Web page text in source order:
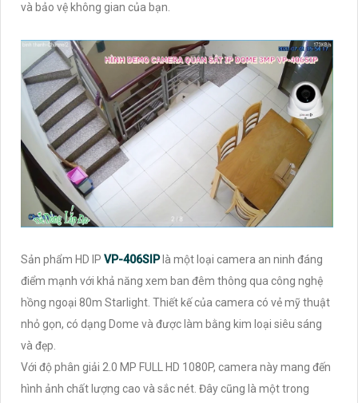
và bảo vệ không gian của bạn.
Sản phẩm HD IP VP-406SIP là một loại camera an ninh đáng
điểm mạnh với khả năng xem ban đêm thông qua công nghệ
hồng ngoại 80m Starlight. Thiết kế của camera có vẻ mỹ thuật
nhỏ gọn, có dạng Dome và được làm bằng kim loại siêu sáng
và đẹp.
Với độ phân giải 2.0 MP FULL HD 1080P, camera này mang đến
hình ảnh chất lượng cao và sắc nét. Đây cũng là một trong